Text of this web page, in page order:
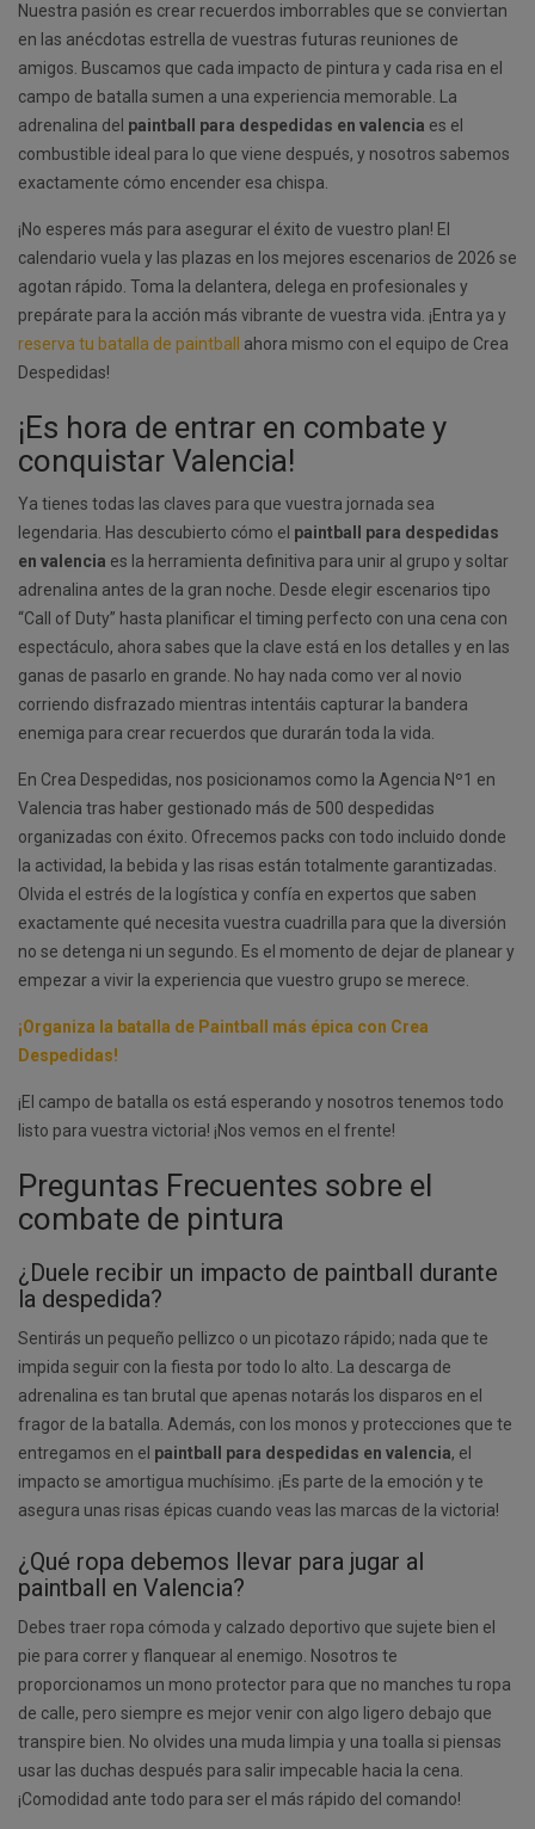
Nuestra pasión es crear recuerdos imborrables que se conviertan
en las anécdotas estrella de vuestras futuras reuniones de
amigos. Buscamos que cada impacto de pintura y cada risa en el
campo de batalla sumen a una experiencia memorable. La
adrenalina del paintball para despedidas en valencia es el
combustible ideal para lo que viene después, y nosotros sabemos
exactamente cómo encender esa chispa.
¡No esperes más para asegurar el éxito de vuestro plan! El
calendario vuela y las plazas en los mejores escenarios de 2026 se
agotan rápido. Toma la delantera, delega en profesionales y
prepárate para la acción más vibrante de vuestra vida. ¡Entra ya y
reserva tu batalla de paintball
ahora mismo con el equipo de Crea
Despedidas!
¡Es hora de entrar en combate y
conquistar Valencia!
Ya tienes todas las claves para que vuestra jornada sea
legendaria. Has descubierto cómo el paintball para despedidas
en valencia es la herramienta definitiva para unir al grupo y soltar
adrenalina antes de la gran noche. Desde elegir escenarios tipo
“Call of Duty” hasta planificar el timing perfecto con una cena con
espectáculo, ahora sabes que la clave está en los detalles y en las
ganas de pasarlo en grande. No hay nada como ver al novio
corriendo disfrazado mientras intentáis capturar la bandera
enemiga para crear recuerdos que durarán toda la vida.
En Crea Despedidas, nos posicionamos como la Agencia Nº1 en
Valencia tras haber gestionado más de 500 despedidas
organizadas con éxito. Ofrecemos packs con todo incluido donde
la actividad, la bebida y las risas están totalmente garantizadas.
Olvida el estrés de la logística y confía en expertos que saben
exactamente qué necesita vuestra cuadrilla para que la diversión
no se detenga ni un segundo. Es el momento de dejar de planear y
empezar a vivir la experiencia que vuestro grupo se merece.
¡Organiza la batalla de Paintball más épica con Crea
Despedidas!
¡El campo de batalla os está esperando y nosotros tenemos todo
listo para vuestra victoria! ¡Nos vemos en el frente!
Preguntas Frecuentes sobre el
combate de pintura
¿Duele recibir un impacto de paintball durante
la despedida?
Sentirás un pequeño pellizco o un picotazo rápido; nada que te
impida seguir con la fiesta por todo lo alto. La descarga de
adrenalina es tan brutal que apenas notarás los disparos en el
fragor de la batalla. Además, con los monos y protecciones que te
entregamos en el paintball para despedidas en valencia, el
impacto se amortigua muchísimo. ¡Es parte de la emoción y te
asegura unas risas épicas cuando veas las marcas de la victoria!
¿Qué ropa debemos llevar para jugar al
paintball en Valencia?
Debes traer ropa cómoda y calzado deportivo que sujete bien el
pie para correr y flanquear al enemigo. Nosotros te
proporcionamos un mono protector para que no manches tu ropa
de calle, pero siempre es mejor venir con algo ligero debajo que
transpire bien. No olvides una muda limpia y una toalla si piensas
usar las duchas después para salir impecable hacia la cena.
¡Comodidad ante todo para ser el más rápido del comando!